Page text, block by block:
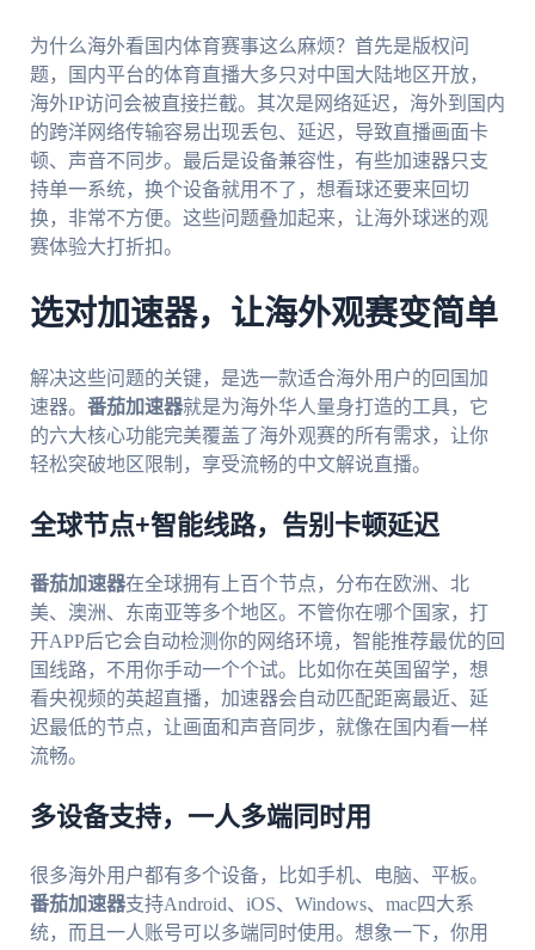
为什么海外看国内体育赛事这么麻烦？首先是版权问
题，国内平台的体育直播大多只对中国大陆地区开放，
海外IP访问会被直接拦截。其次是网络延迟，海外到国内
的跨洋网络传输容易出现丢包、延迟，导致直播画面卡
顿、声音不同步。最后是设备兼容性，有些加速器只支
持单一系统，换个设备就用不了，想看球还要来回切
换，非常不方便。这些问题叠加起来，让海外球迷的观
赛体验大打折扣。
选对加速器，让海外观赛变简单
解决这些问题的关键，是选一款适合海外用户的回国加
速器。 番茄加速器就是为海外华人量身打造的工具，它
的六大核心功能完美覆盖了海外观赛的所有需求，让你
轻松突破地区限制，享受流畅的中文解说直播。
全球节点+智能线路，告别卡顿延迟
番茄加速器在全球拥有上百个节点，分布在欧洲、北
美、澳洲、东南亚等多个地区。不管你在哪个国家，打
开APP后它会自动检测你的网络环境，智能推荐最优的回
国线路，不用你手动一个个试。比如你在英国留学，想
看央视频的英超直播，加速器会自动匹配距离最近、延
迟最低的节点，让画面和声音同步，就像在国内看一样
流畅。
多设备支持，一人多端同时用
很多海外用户都有多个设备，比如手机、电脑、平板。
番茄加速器支持Android、iOS、Windows、mac四大系
统，而且一人账号可以多端同时使用。想象一下，你用